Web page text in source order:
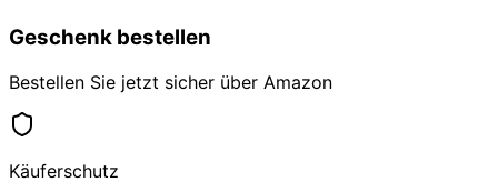
Geschenk bestellen
Bestellen Sie jetzt sicher über Amazon
Käuferschutz